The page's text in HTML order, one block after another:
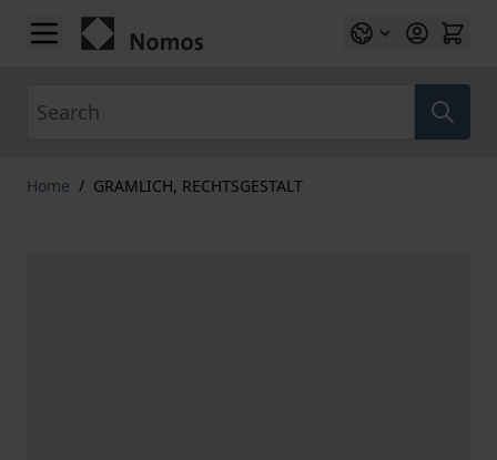
Skip to Content
Home / GRAMLICH, RECHTSGESTALT